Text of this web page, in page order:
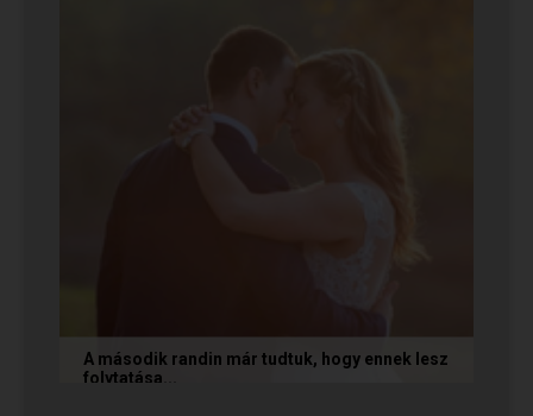
A második randin már tudtuk, hogy ennek lesz
folytatása...